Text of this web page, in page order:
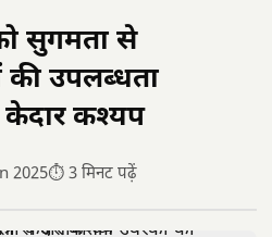
सुगमता से
की उपलब्धता
केदार कश्यप
2025⏱️ 3 मिनट पढ़ें